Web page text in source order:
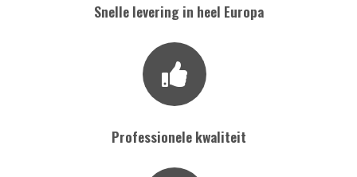
Snelle levering in heel Europa
Professionele kwaliteit